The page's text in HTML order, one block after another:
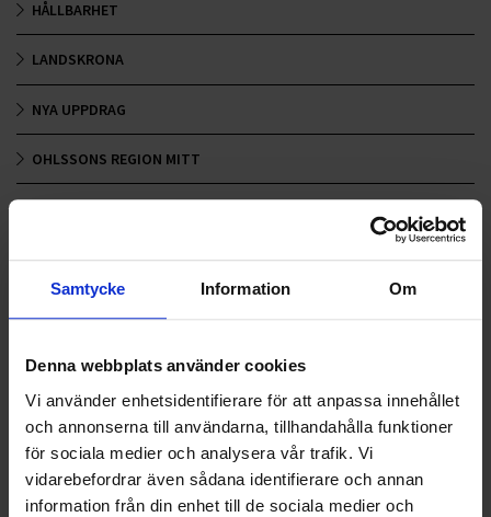
Samtycke Information Om
Denna webbplats använder cookies
Vi använder enhetsidentifierare för att anpassa innehållet
och annonserna till användarna, tillhandahålla funktioner
för sociala medier och analysera vår trafik. Vi
vidarebefordrar även sådana identifierare och annan
information från din enhet till de sociala medier och
HÅLLBARHET
LANDSKRONA
NYA UPPDRAG
OHLSSONS REGION MITT
OHLSSONS REGION VÄST
RENHÅLLNING
SAMARBETEN
SOCIALT ANSVAR
VELLINGE